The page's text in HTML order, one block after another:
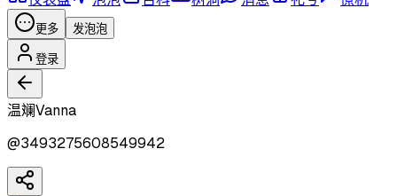
更多 发泡泡
登录
温斓Vanna
@3493275608549942